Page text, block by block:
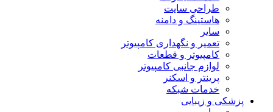
طراحی سایت
هاستینگ و دامنه
سایر
تعمیر و نگهداری کامپیوتر
کامپیوتر و قطعات
لوازم جانبی کامپیوتر
پرینتر و اسکنر
خدمات شبکه
پزشکی و زیبایی